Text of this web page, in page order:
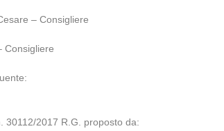
– Consigliere
Consigliere
30112/2017 R.G. proposto da: